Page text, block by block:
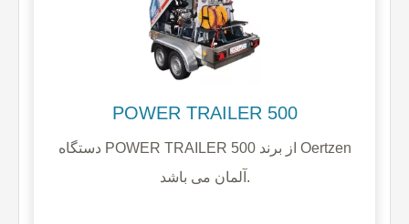
POWER TRAILER 500
دستگاه POWER TRAILER 500 از برند Oertzen
آلمان می باشد.